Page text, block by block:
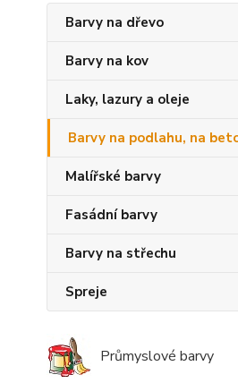
Barvy na dřevo
Barvy na kov
Laky, lazury a oleje
Barvy na podlahu, na
Malířské barvy
Fasádní barvy
Barvy na střechu
Spreje
Průmyslové barvy